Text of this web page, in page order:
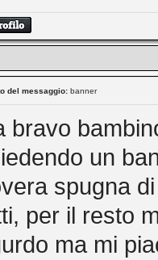
del messaggio: banner
bravo
un
spugna
per il resto
ma mi